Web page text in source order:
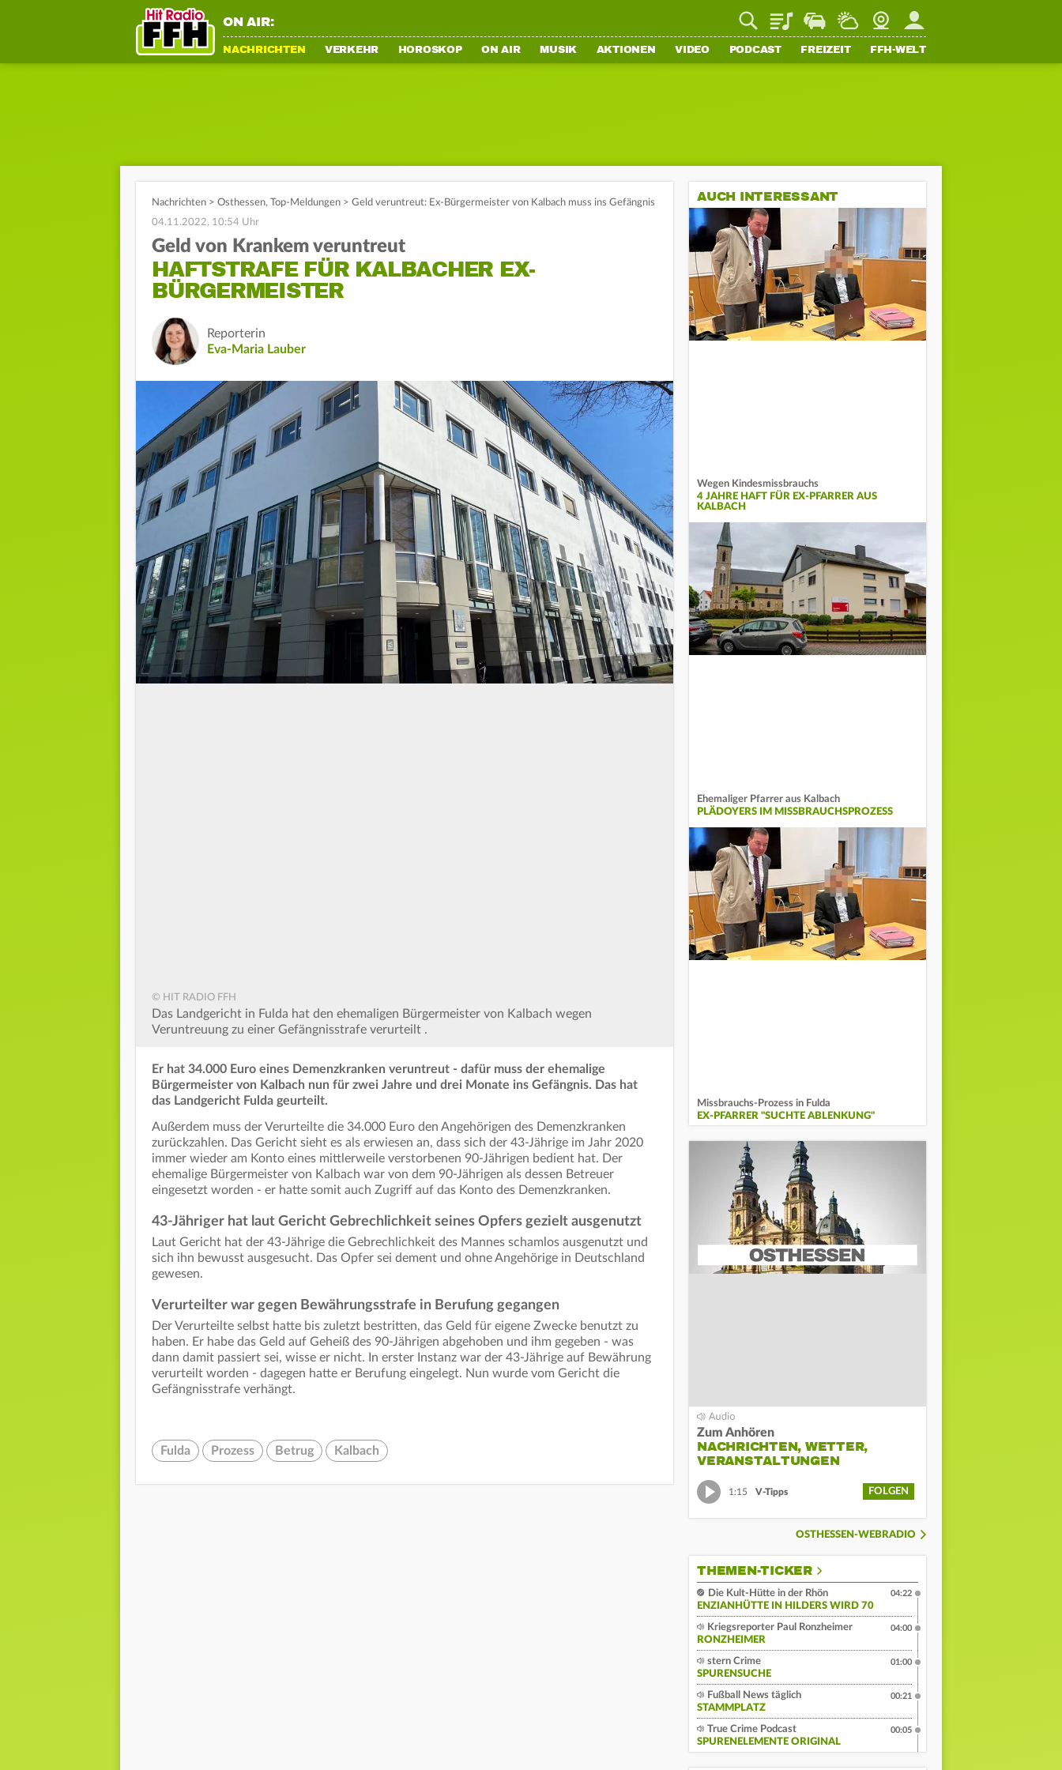
ON AIR: PlaylistStaupilotWetterWebcamMein FFH
NACHRICHTEN VERKEHR HOROSKOP ON AIR MUSIK AKTIONEN VIDEO PODCAST FREIZEIT FFH-WELT
Nachrichten > Osthessen, Top-Meldungen > Geld veruntreut: Ex-Bürgermeister von Kalbach muss ins Gefängnis
04.11.2022, 10:54 Uhr
Geld von Krankem veruntreut
HAFTSTRAFE FÜR KALBACHER EX-
BÜRGERMEISTER
Reporterin
Eva-Maria Lauber
© HIT RADIO FFH
Das Landgericht in Fulda hat den ehemaligen Bürgermeister von Kalbach wegen
Veruntreuung zu einer Gefängnisstrafe verurteilt .
Er hat 34.000 Euro eines Demenzkranken veruntreut - dafür muss der ehemalige
Bürgermeister von Kalbach nun für zwei Jahre und drei Monate ins Gefängnis. Das hat
das Landgericht Fulda geurteilt.
Außerdem muss der Verurteilte die 34.000 Euro den Angehörigen des Demenzkranken
zurückzahlen. Das Gericht sieht es als erwiesen an, dass sich der 43-Jährige im Jahr 2020
immer wieder am Konto eines mittlerweile verstorbenen 90-Jährigen bedient hat. Der
ehemalige Bürgermeister von Kalbach war von dem 90-Jährigen als dessen Betreuer
eingesetzt worden - er hatte somit auch Zugriff auf das Konto des Demenzkranken.
43-Jähriger hat laut Gericht Gebrechlichkeit seines Opfers gezielt ausgenutzt
Laut Gericht hat der 43-Jährige die Gebrechlichkeit des Mannes schamlos ausgenutzt und
sich ihn bewusst ausgesucht. Das Opfer sei dement und ohne Angehörige in Deutschland
gewesen.
Verurteilter war gegen Bewährungsstrafe in Berufung gegangen
Der Verurteilte selbst hatte bis zuletzt bestritten, das Geld für eigene Zwecke benutzt zu
haben. Er habe das Geld auf Geheiß des 90-Jährigen abgehoben und ihm gegeben - was
dann damit passiert sei, wisse er nicht. In erster Instanz war der 43-Jährige auf Bewährung
verurteilt worden - dagegen hatte er Berufung eingelegt. Nun wurde vom Gericht die
Gefängnisstrafe verhängt.
Fulda Prozess Betrug Kalbach
AUCH INTERESSANT
Wegen Kindesmissbrauchs
4 JAHRE HAFT FÜR EX-PFARRER AUS
KALBACH
Ehemaliger Pfarrer aus Kalbach
PLÄDOYERS IM MISSBRAUCHSPROZESS
Missbrauchs-Prozess in Fulda
EX-PFARRER "SUCHTE ABLENKUNG"
Zum Anhören
NACHRICHTEN, WETTER,
VERANSTALTUNGEN
1:15 V-Tipps FOLGEN
OSTHESSEN-WEBRADIO
THEMEN-TICKER
Die Kult-Hütte in der Rhön
ENZIANHÜTTE IN HILDERS WIRD 70
04:22
Kriegsreporter Paul Ronzheimer
RONZHEIMER
04:00
stern Crime
SPURENSUCHE
01:00
Fußball News täglich
STAMMPLATZ
00:21
True Crime Podcast
SPURENELEMENTE ORIGINAL
00:05